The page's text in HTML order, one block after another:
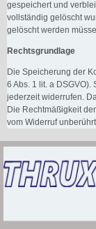
gespeichert und
vollständig gelöscht
gelöscht werden
Rechtsgrundlage
Die Speicherung der
6 Abs. 1 lit. a
jederzeit widerrufen.
Die Rechtmäßigkeit
vom Widerruf